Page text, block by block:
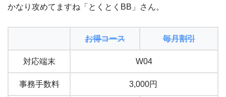
かなり攻めてますね「とくとくBB」さん。
お得コース 毎月割引
対応端末 W04
事務手数料 3,000円